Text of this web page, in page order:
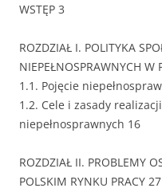
WSTĘP 3
ROZDZIAŁ I. POLITYKA
NIEPEŁNOSPRAWNYCH W
1.1. Pojęcie
1.2. Cele i zasady
niepełnosprawnych 16
ROZDZIAŁ II. PROBLEMY
POLSKIM RYNKU PRACY 27